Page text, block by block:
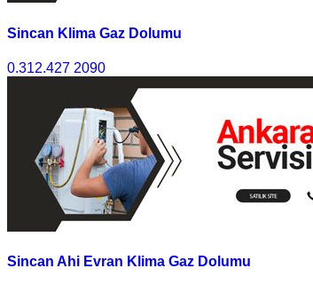
Sincan Klima Gaz Dolumu
0.312.427 2090
Sincan Ahi Evran Klima Gaz Dolumu